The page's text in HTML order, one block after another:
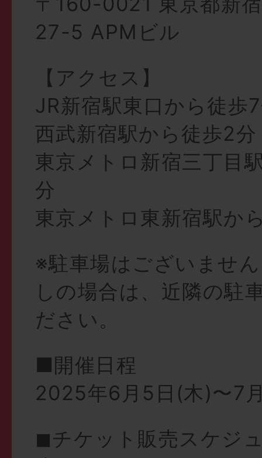
27-5 APMビル
【アクセス】
JR新宿駅東口から徒歩
西武新宿駅から徒歩2分
東京メトロ新宿三丁目
分
東京メトロ東新宿駅か
※駐車場はございませ
しの場合は、近隣の駐
ださい。
■開催日程
2025年6月5日(木)〜7
◼︎チケット販売スケジ